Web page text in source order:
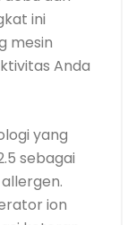
ion
kotoran
alias
Dapat